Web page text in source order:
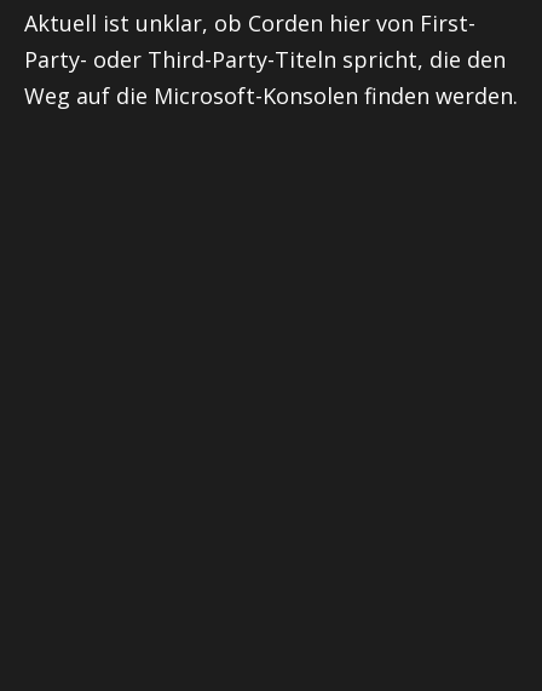
Aktuell ist unklar, ob Corden hier von First-
Party- oder Third-Party-Titeln spricht, die den
Weg auf die Microsoft-Konsolen finden werden.